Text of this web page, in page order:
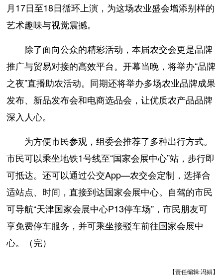
月17日至18日循环上演，为这场农业盛会增添别样的
艺术趣味与视觉震撼。
除了面向公众的精彩活动，本届农交会更是品牌
推广与贸易对接的高效平台。开幕当晚，将举办“品牌
之夜”直播助农活动。同期还将举办多场农业品牌成果
发布、新品发布会和电商选品会，让优质农产品品牌
深入人心。
为方便市民参观，组委会推荐了多种出行方式。
市民可以乘坐地铁1号线至“国家会展中心”站，步行即
可抵达。还可以通过公交App—农交会定制，选择合
适站点、时间，直接到达国家会展中心。自驾的市民
可导航“天津国家会展中心P13停车场”，市民朋友可
享免费停车服务，并可乘坐接驳车前往国家会展中
心。（完）
【责任编辑:冯娟】